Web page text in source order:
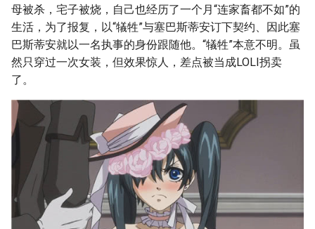
母被杀，宅子被烧，自己也经历了一个月“连家畜都不如”的
生活，为了报复，以“犠牲”与塞巴斯蒂安订下契约、因此塞
巴斯蒂安就以一名执事的身份跟随他。“犠牲”本意不明。虽
然只穿过一次女装，但效果惊人，差点被当成LOLI拐卖
了。